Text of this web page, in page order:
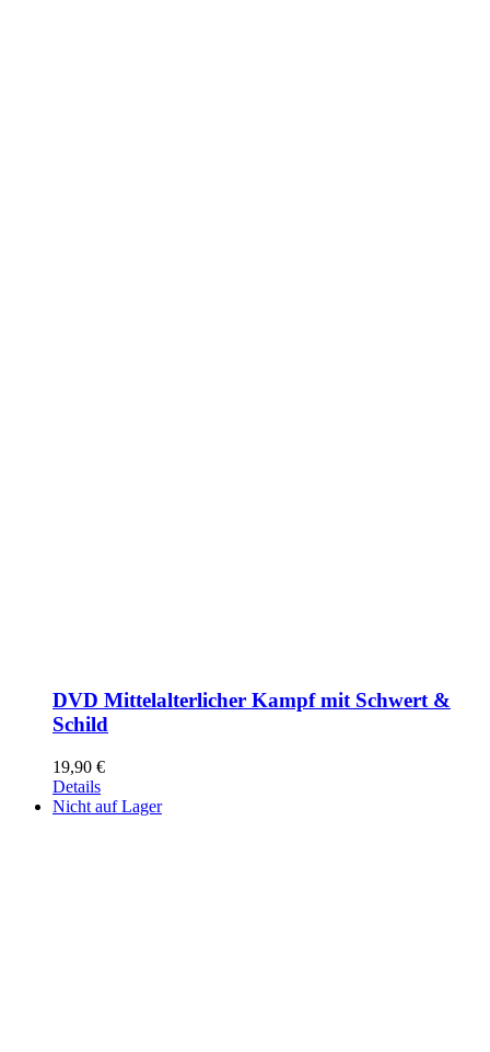
DVD Mittelalterlicher Kampf mit Schwert &
Schild
19,90 €
Details
Nicht auf Lager